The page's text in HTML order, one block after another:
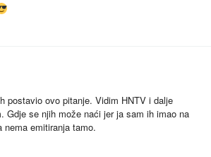
postavio ovo pitanje. Vidim HNTV i dalje
Gdje se njih može naći jer ja sam ih imao na
emitiranja tamo.